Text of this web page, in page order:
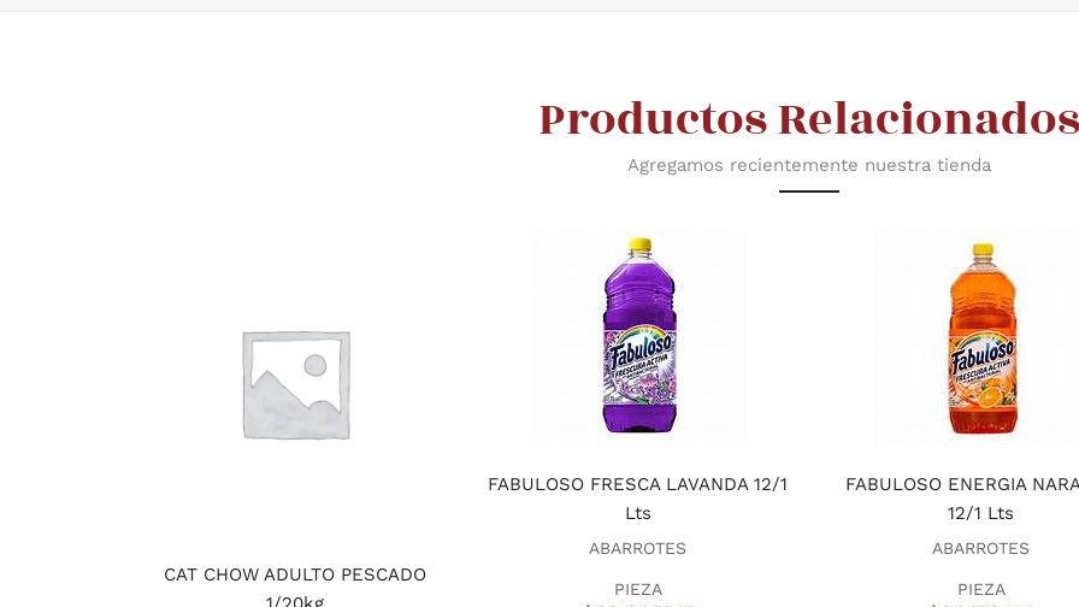
Productos Relacionados
Agregamos recientemente nuestra tienda
CAT CHOW ADULTO PESCADO
FABULOSO FRESCA LAVANDA 12/1
Lts
ABARROTES
PIEZA
FABULOSO ENERGIA
12/1 Lts
ABARROTES
PIEZA